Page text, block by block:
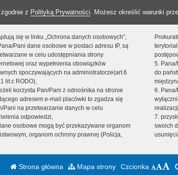
z Polityką Prywatności. Możesz określić warunki
się w linku „Ochrona danych osobowych”,
Pani dane osobowe w postaci adresu IP, są
w celu udostępniania strony
oraz wypełnienia obowiązków
spoczywających na administratorze(art.6
lit.c RODO),
korzysta Pan/Pani z odnośnika na stronie
adresem e-mail placówki to zgadza się
Pani na przetwarzanie danych w celu
odpowiedzi,
osobowe mogą być przekazywane organom
organom ochrony prawnej (Policja,
5.
do
6.
7.
swoich
Strona główna Mapa strony Czcionka